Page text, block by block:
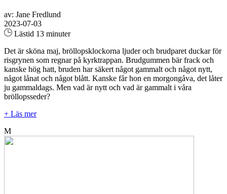
av: Jane Fredlund
2023-07-03
Lästid 13 minuter
Det är sköna maj, bröllopsklockorna ljuder och brudparet duckar för
risgrynen som regnar på kyrktrappan. Brudgummen bär frack och
kanske hög hatt, bruden har säkert något gammalt och något nytt,
något lånat och något blått. Kanske får hon en morgongåva, det låter
ju gammaldags. Men vad är nytt och vad är gammalt i våra
bröllopsseder?
+ Läs mer
M